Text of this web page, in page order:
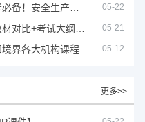
05-22
05-21
界各大机构课程 05-12
更多>>